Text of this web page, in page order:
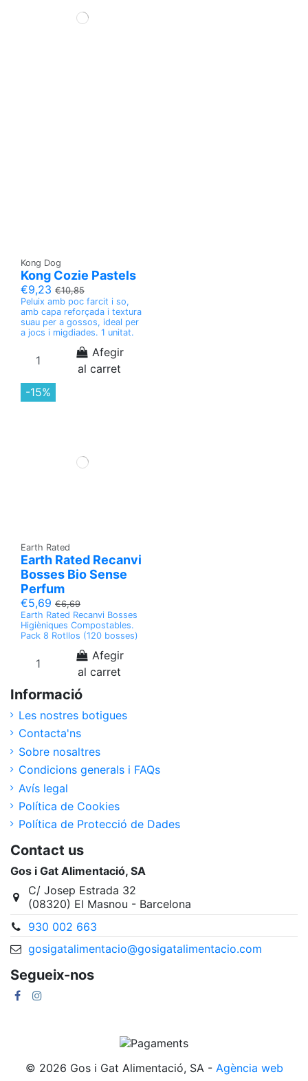
Kong Dog
Kong Cozie Pastels
€9,23 €10,85
Peluix amb poc farcit i so,
amb capa reforçada i textura
suau per a gossos, ideal per
a jocs i migdiades. 1 unitat.
Afegir
al carret
-15%
Earth Rated
Earth Rated Recanvi
Bosses Bio Sense
Perfum
€5,69 €6,69
Earth Rated Recanvi Bosses
Higièniques Compostables.
Pack 8 Rotllos (120 bosses)
Afegir
al carret
Informació
Les nostres botigues
Contacta'ns
Sobre nosaltres
Condicions generals i FAQs
Avís legal
Política de Cookies
Política de Protecció de Dades
Contact us
Gos i Gat Alimentació, SA
C/ Josep Estrada 32
(08320) El Masnou - Barcelona
930 002 663
gosigatalimentacio@gosigatalimentacio.com
Segueix-nos
© 2026 Gos i Gat Alimentació, SA - Agència web